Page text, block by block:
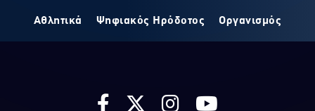
Αθλητικά Ψηφιακός Ηρόδοτος Οργανισμός